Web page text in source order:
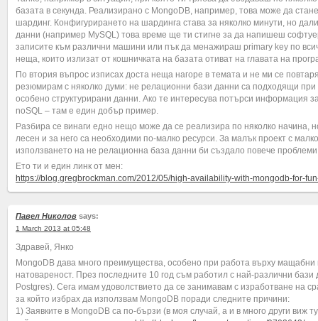
базата в секунда. Реализирано с MongoDB, например, това може да
шардинг. Конфигурирането на шардинга става за няколко минути, но
данни (например MySQL) това време ще ти стигне за да напишеш
записите към различни машини или пък да менажираш primary key по
неща, които излизат от кошничката на базата отиват на главата на
По втория въпрос изписах доста неща нагоре в темата и не ми се
резюмирам с няколко думи: не релационни бази данни са подходящи
особено структурирани данни. Ако те интересува потърси информация
noSQL – там е един добър пример.
Разбира се винаги едно нещо може да се реализира по няколко начина,
лесен и за него са необходими по-малко ресурси. За малък проект с
използването на не релационна база данни би създало повече
Ето ти и един линк от мен:
https://blog.gregbrockman.com/2012/05/high-availability-with-mongodb-for-
Павел Николов says:
1 March 2013 at 05:48
Здравей, Янко
MongoDB дава много преимущества, особено при работа върху мащабни
натовареност. През последните 10 год съм работил с най-различни бази
Postgres). Сега имам удоволствието да се занимавам с изработване на
за който избрах да използвам MongoDB поради следните причини:
1) Заявките в MongoDB са по-бързи (в моя случай, а и в много други виж